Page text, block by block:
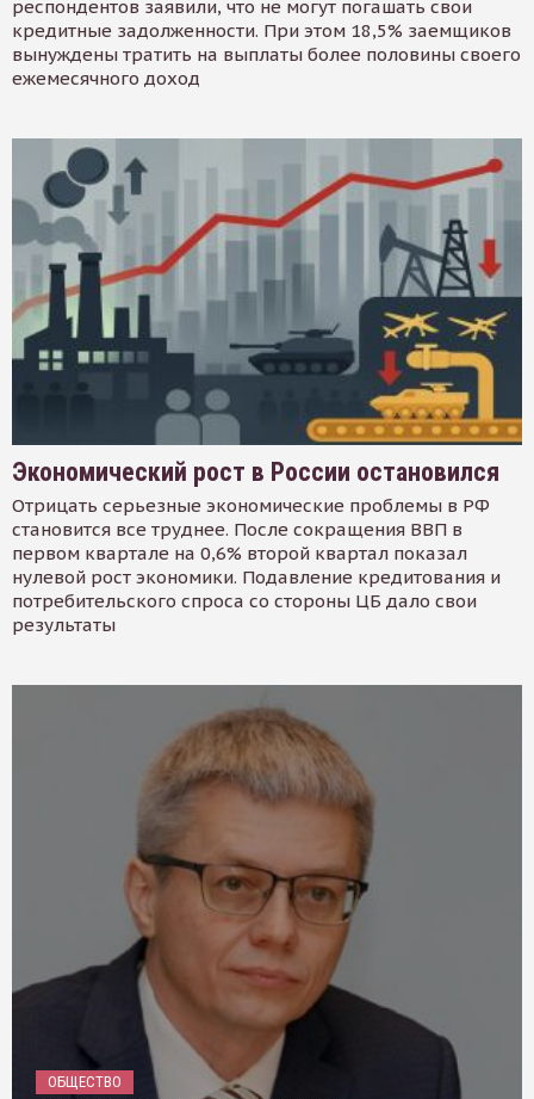
респондентов заявили, что не могут погашать свои
кредитные задолженности. При этом 18,5% заемщиков
вынуждены тратить на выплаты более половины своего
ежемесячного доход
Экономический рост в России остановился
Отрицать серьезные экономические проблемы в РФ
становится все труднее. После сокращения ВВП в
первом квартале на 0,6% второй квартал показал
нулевой рост экономики. Подавление кредитования и
потребительского спроса со стороны ЦБ дало свои
результаты
ОБЩЕСТВО